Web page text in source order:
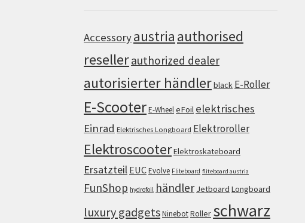
Accessoryaustria authorised
resellerauthorized dealer
autorisierter händlerblack E-Roller
E-ScooterE-WheeleFoil elektrisches
Einrad Elektrisches Longboard Elektroroller
ElektroscooterElektroskateboard
Ersatzteil EUCEvolve Fliteboard fliteboard austria
FunShop hydrofoil händler Jetboard Longboard
luxury gadgetsNinebotRoller schwarz